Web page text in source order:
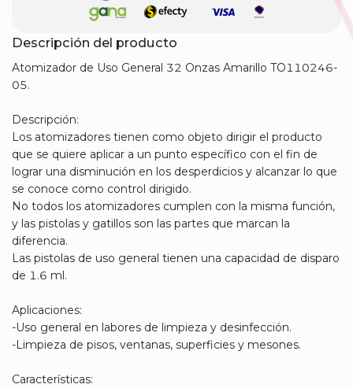
Descripción del producto
Atomizador de Uso General 32 Onzas Amarillo TO110246-
05.
Descripción:
Los atomizadores tienen como objeto dirigir el producto
que se quiere aplicar a un punto específico con el fin de
lograr una disminución en los desperdicios y alcanzar lo que
se conoce como control dirigido.
No todos los atomizadores cumplen con la misma función,
y las pistolas y gatillos son las partes que marcan la
diferencia.
Las pistolas de uso general tienen una capacidad de disparo
de 1.6 ml.
Aplicaciones:
-Uso general en labores de limpieza y desinfección.
-Limpieza de pisos, ventanas, superficies y mesones.
Características: